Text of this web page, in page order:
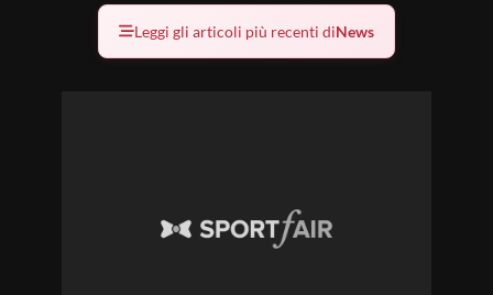
Leggi gli articoli più recenti diNews